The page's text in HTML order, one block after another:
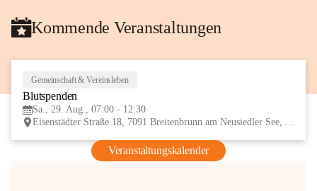
Kommende Veranstaltungen
Gemeinschaft & Vereinsleben
Blutspenden
Sa., 29. Aug., 07:00 - 12:30
Eisenstädter Straße 18, 7091 Breitenbrunn am Neusiedler See, AUT
Veranstaltungskalender